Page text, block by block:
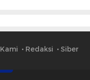
Redaksi Siber